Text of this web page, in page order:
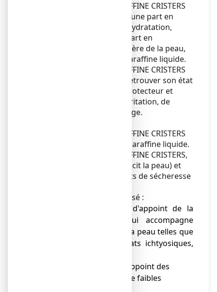
GLYCEROL/VASELINE/PARAFFINE CRISTERS
agit au niveau de la peau d’une part en
augmentant son niveau d’hydratation,
grâce au glycérol, d’autre part en
restaurant la fonction barrière de la peau,
grâce à la vaseline et à la paraffine liquide.
GLYCEROL/VASELINE/PARAFFINE CRISTERS
permet ainsi à la peau de retrouver son état
d’hydratation et son rôle protecteur et
réduit les phénomènes d’irritation, de
démangeaison et de grattage.
GLYCEROL/VASELINE/PARAFFINE CRISTERS
sont : glycérol, vaseline et paraffine liquide.
GLYCEROL/VASELINE/PARAFFINE CRISTERS,
crème émolliente (qui adoucit la peau) et
hydratante, combat les états de sécheresse
Ce médicament est préconisé :
● comme traitement d'appoint de la
sécheresse cutanée qui accompagne
certaines affections de la peau telles que
dermatite atopique, états ichtyosiques,
● comme traitement d'appoint des
brûlures superficielles de faibles